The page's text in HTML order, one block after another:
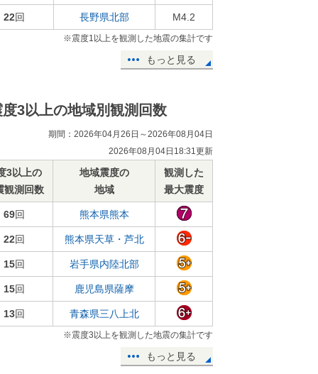
22回 長野県北部 M4.2
※震度1以上を観測した地震の集計です
もっと見る
度3以上の地域別観測回数
期間：2026年04月26日～2026年08月04日
2026年08月04日18:31更新
3以上の
観測回数
地域震度の
地域
観測した
最大震度
69回 熊本県熊本
22回 熊本県天草・芦北
15回 岩手県内陸北部
15回 鹿児島県薩摩
13回 青森県三八上北
※震度3以上を観測した地震の集計です
もっと見る